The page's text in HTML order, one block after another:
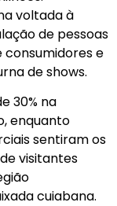
voltada à
de pessoas
consumidores e
de shows.
30% na
enquanto
sentiram os
visitantes
cuiabana.